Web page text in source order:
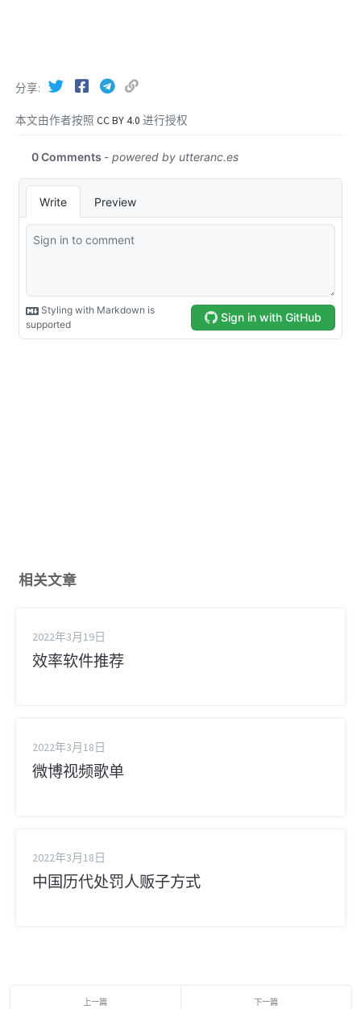
本文由作者按照 CC BY 4.0 进行授权
分享
相关文章
2022年3月19日
效率软件推荐
2022年3月18日
微博视频歌单
2022年3月18日
中国历代处罚人贩子方式